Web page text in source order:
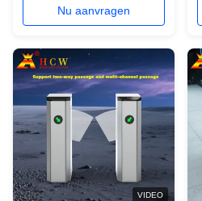
Nu aanvragen
VIDEO